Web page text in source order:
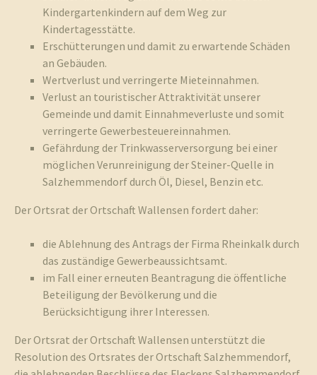
Kindergartenkindern auf dem Weg zur
Kindertagesstätte.
Erschütterungen und damit zu erwartende Schäden
an Gebäuden.
Wertverlust und verringerte Mieteinnahmen.
Verlust an touristischer Attraktivität unserer
Gemeinde und damit Einnahmeverluste und somit
verringerte Gewerbesteuereinnahmen.
Gefährdung der Trinkwasserversorgung bei einer
möglichen Verunreinigung der Steiner-Quelle in
Salzhemmendorf durch Öl, Diesel, Benzin etc.
Der Ortsrat der Ortschaft Wallensen fordert daher:
die Ablehnung des Antrags der Firma Rheinkalk durch
das zuständige Gewerbeaussichtsamt.
im Fall einer erneuten Beantragung die öffentliche
Beteiligung der Bevölkerung und die
Berücksichtigung ihrer Interessen.
Der Ortsrat der Ortschaft Wallensen unterstützt die
Resolution des Ortsrates der Ortschaft Salzhemmendorf,